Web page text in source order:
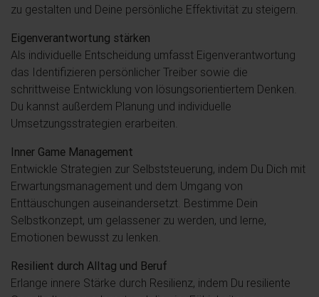
zu gestalten und Deine persönliche Effektivität zu steigern.
Eigenverantwortung stärken
Als individuelle Entscheidung umfasst Eigenverantwortung
das Identifizieren persönlicher Treiber sowie die
schrittweise Entwicklung von lösungsorientiertem Denken.
Du kannst außerdem Planung und individuelle
Umsetzungsstrategien erarbeiten.
Inner Game Management
Entwickle Strategien zur Selbststeuerung, indem Du Dich mit
Erwartungsmanagement und dem Umgang von
Enttäuschungen auseinandersetzt. Bestimme Dein
Selbstkonzept, um gelassener zu werden, und lerne,
Emotionen bewusst zu lenken.
Resilient durch Alltag und Beruf
Erlange innere Stärke durch Resilienz, indem Du resiliente